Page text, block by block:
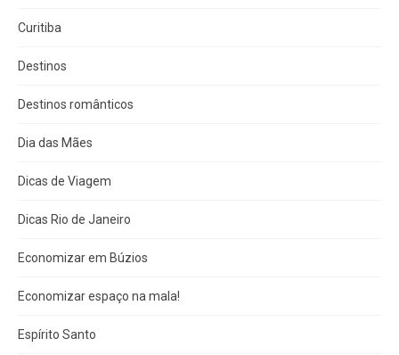
Curitiba
Destinos
Destinos românticos
Dia das Mães
Dicas de Viagem
Dicas Rio de Janeiro
Economizar em Búzios
Economizar espaço na mala!
Espírito Santo